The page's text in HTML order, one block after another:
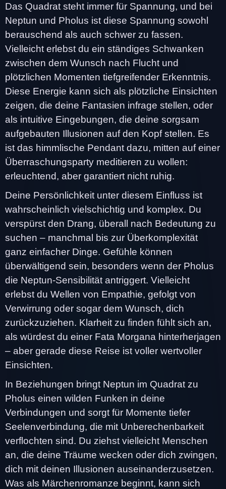
Das Quadrat steht immer für Spannung, und bei
Neptun und Pholus ist diese Spannung sowohl
berauschend als auch schwer zu fassen.
Vielleicht erlebst du ein ständiges Schwanken
zwischen dem Wunsch nach Flucht und
plötzlichen Momenten tiefgreifender Erkenntnis.
Diese Energie kann sich als plötzliche Einsichten
zeigen, die deine Fantasien infrage stellen, oder
als intuitive Eingebungen, die deine sorgsam
aufgebauten Illusionen auf den Kopf stellen. Es
ist das himmlische Pendant dazu, mitten auf einer
Überraschungsparty meditieren zu wollen:
erleuchtend, aber garantiert nicht ruhig.
Deine Persönlichkeit unter diesem Einfluss ist
wahrscheinlich vielschichtig und komplex. Du
verspürst den Drang, überall nach Bedeutung zu
suchen – manchmal bis zur Überkomplexität
ganz einfacher Dinge. Gefühle können
überwältigend sein, besonders wenn der Pholus
die Neptun-Sensibilität antriggert. Vielleicht
erlebst du Wellen von Empathie, gefolgt von
Verwirrung oder sogar dem Wunsch, dich
zurückzuziehen. Klarheit zu finden fühlt sich an,
als würdest du einer Fata Morgana hinterherjagen
– aber gerade diese Reise ist voller wertvoller
Einsichten.
In Beziehungen bringt Neptun im Quadrat zu
Pholus einen wilden Funken in deine
Verbindungen und sorgt für Momente tiefer
Seelenverbindung, die mit Unberechenbarkeit
verflochten sind. Du ziehst vielleicht Menschen
an, die deine Träume wecken oder dich zwingen,
dich mit deinen Illusionen auseinanderzusetzen.
Was als Märchenromanze beginnt, kann sich